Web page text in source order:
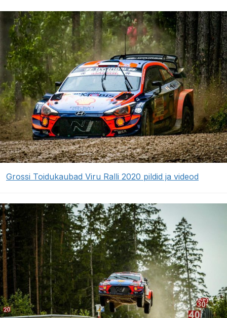
Grossi Toidukaubad Viru Ralli 2020 pildid ja videod